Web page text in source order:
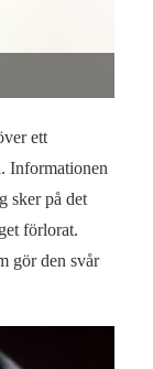
ett
Informationen
sker på det
förlorat.
gör den svår